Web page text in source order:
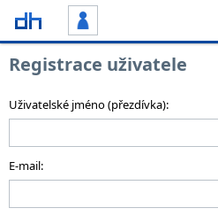
Registrace uživatele
Uživatelské jméno (přezdívka):
E-mail: